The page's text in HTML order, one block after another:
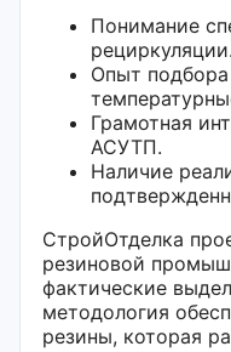
Понимание
рециркуляции.
Опыт подбора
Грамотная
АСУТП.
Наличие
СтройОтделка
резиновой
фактические
методология
резины, которая